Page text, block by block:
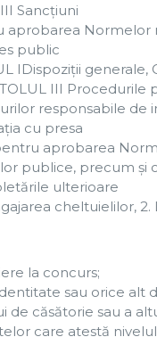
Sancţiuni
aprobarea
public
IDispoziţii
III Procedurile
responsabile de
cu presa
aprobarea
publice, precum şi
ulterioare
cheltuielilor,
la concurs;
sau orice alt
de căsătorie sau a
care atestă